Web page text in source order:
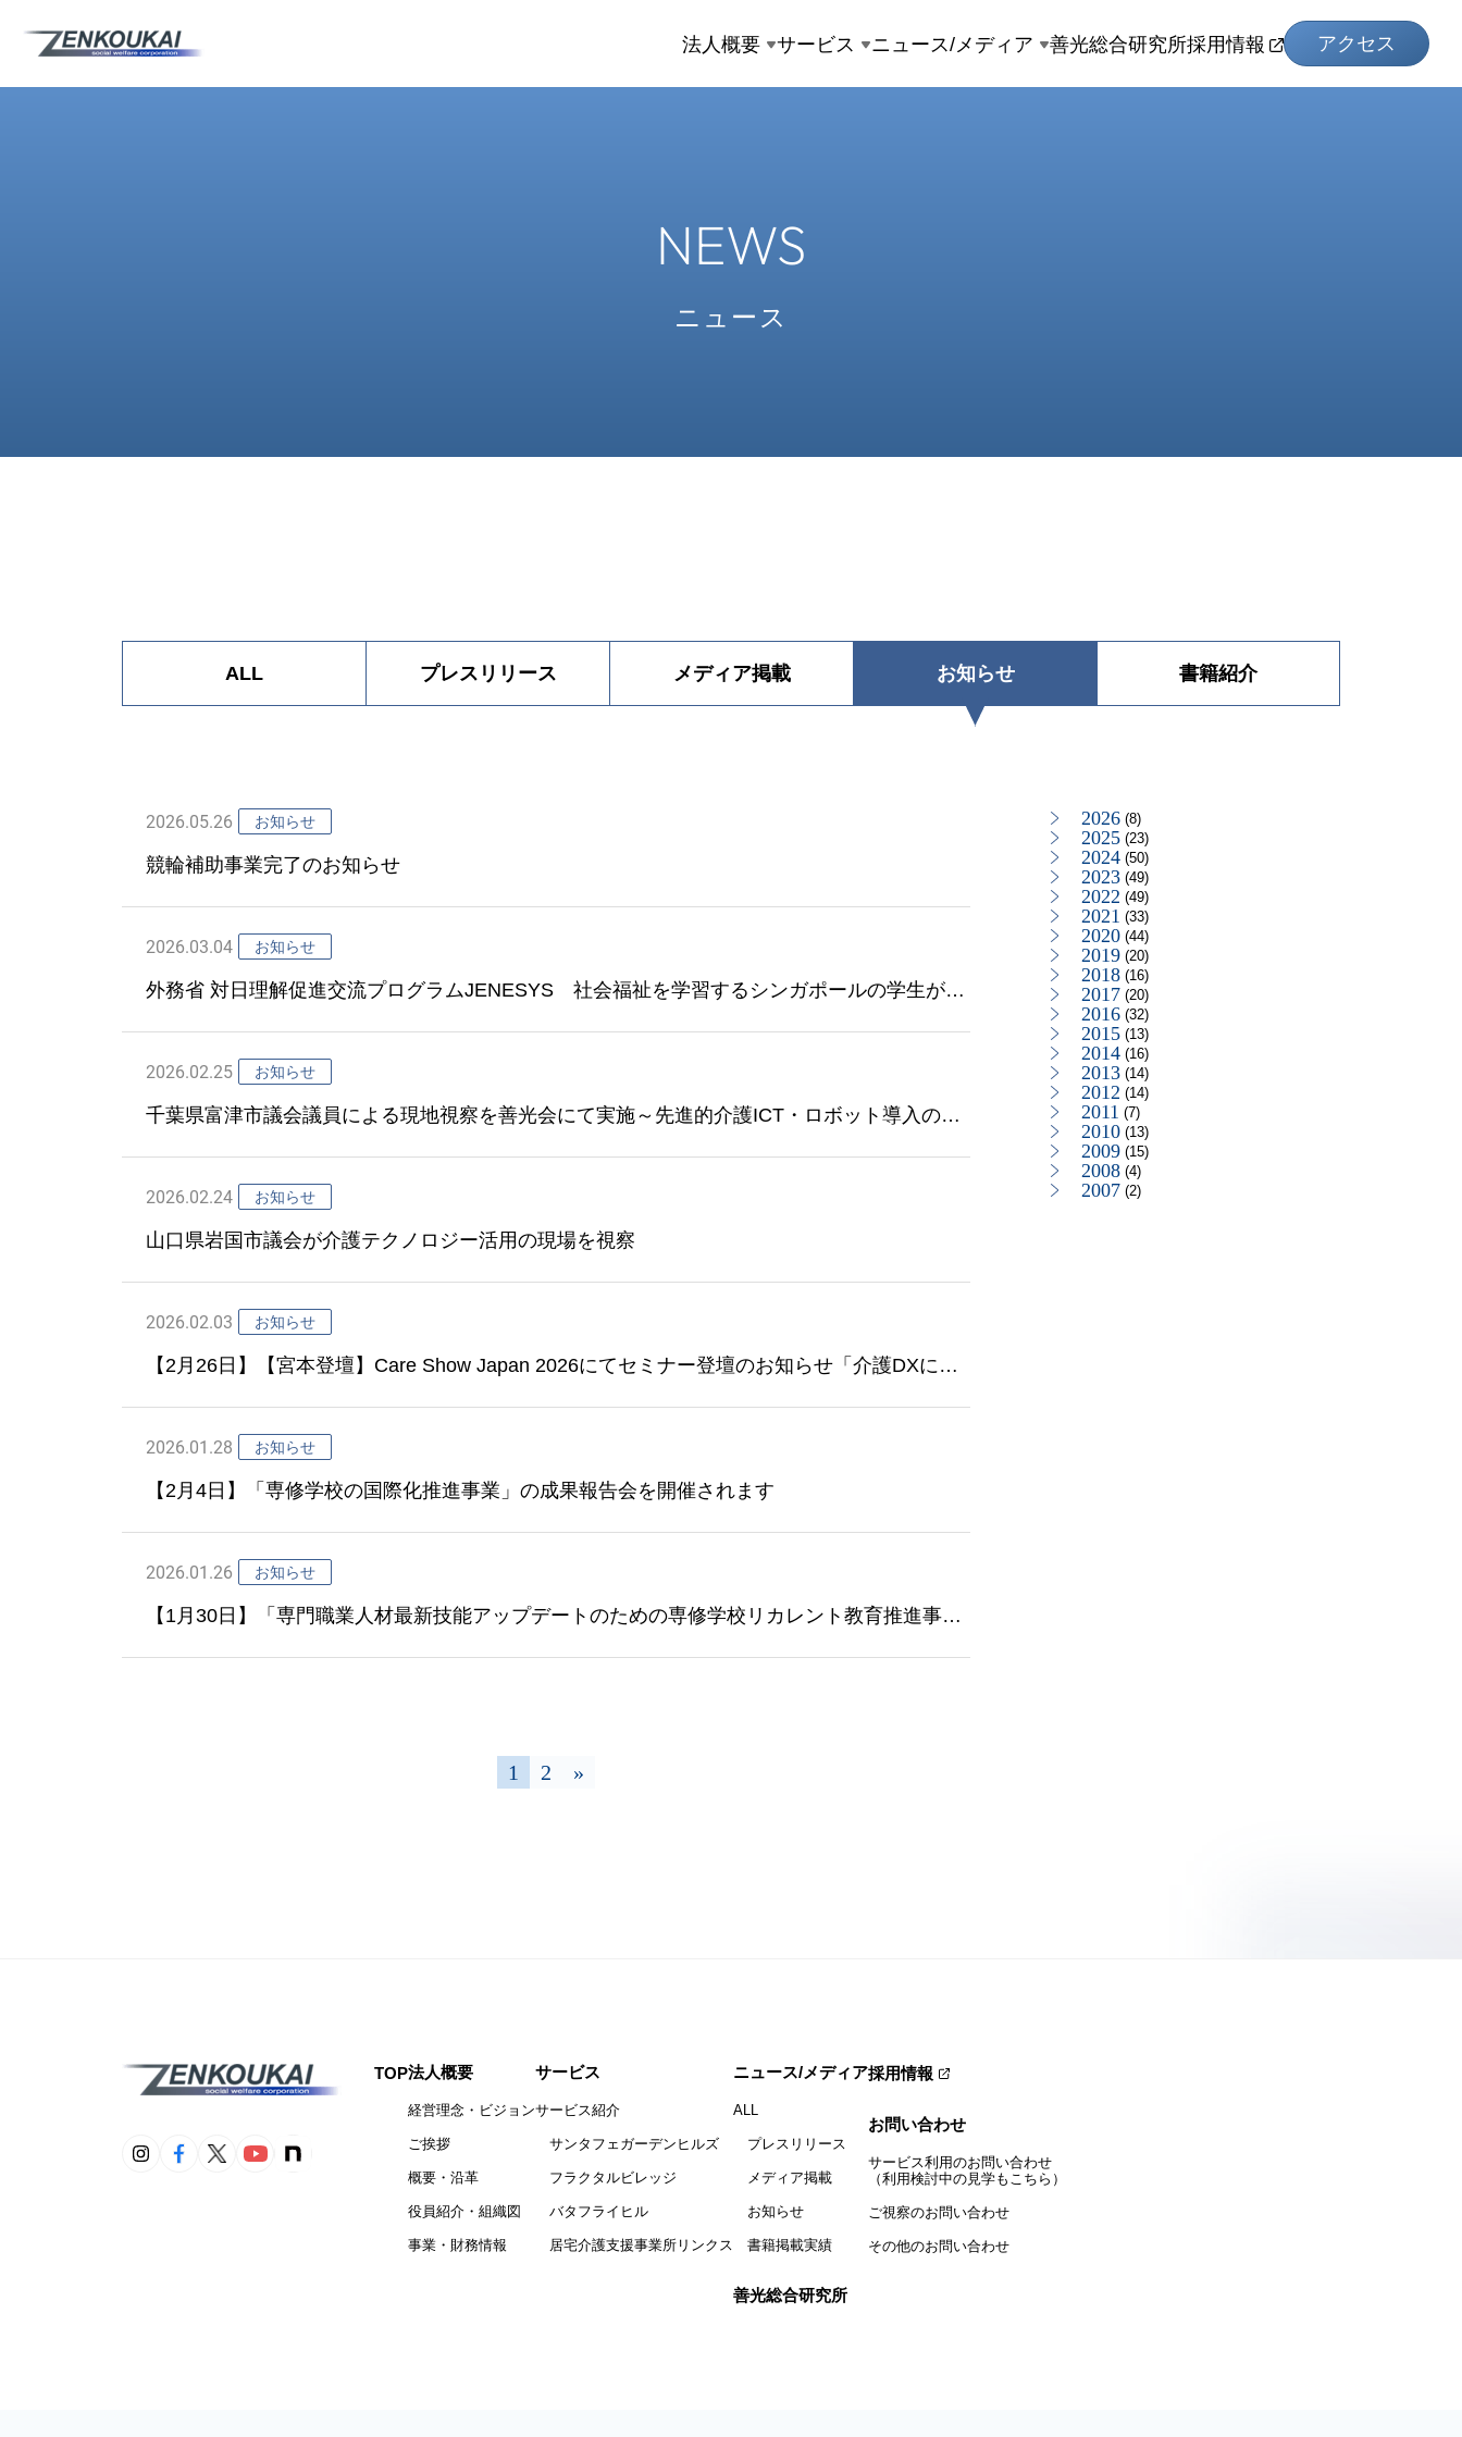
法人概要 サービス ニュース/メディア 善光総合研究所採用情報 アクセス
NEWS
ニュース
ALL プレス リリース メディア掲載 お知らせ 書籍紹介
2026.05.26 お知らせ
競輪補助事業完了のお知らせ
2026.03.04 お知らせ
外務省 対日理解促進交流プログラムJENESYS 社会福祉を学習するシンガポールの学生が訪
2026.02.25 お知らせ
千葉県富津市議会議員による現地視察を善光会にて実施～先進的介護ICT・ロボット導入の取
2026.02.24 お知らせ
山口県岩国市議会が介護テクノロジー活用の現場を視察
2026.02.03 お知らせ
【2月26日】【宮本登壇】Care Show Japan 2026にてセミナー登壇のお知らせ「介護DXによ
2026.01.28 お知らせ
【2月4日】「専修学校の国際化推進事業」の成果報告会を開催されます
2026.01.26 お知らせ
【1月30日】「専門職業人材最新技能アップデートのための専修学校リカレント教育推進事
1 2 »
2026 (8)
2025 (23)
2024 (50)
2023 (49)
2022 (49)
2021 (33)
2020 (44)
2019 (20)
2018 (16)
2017 (20)
2016 (32)
2015 (13)
2014 (16)
2013 (14)
2012 (14)
2011 (7)
2010 (13)
2009 (15)
2008 (4)
2007 (2)
TOP法人概要
経営理念・ビジョン
ご挨拶
概要・沿革
役員紹介・組織図
事業・財務情報
サービス
サービス紹介
サンタフェガーデンヒルズ
フラクタルビレッジ
バタフライヒル
居宅介護支援事業所リンクス
ニュース/メディア
ALL
プレスリリース
メディア掲載
お知らせ
書籍掲載実績
善光総合研究所
採用情報
お問い合わせ
サービス利用のお問い合わせ
（利用検討中の見学もこちら）
ご視察のお問い合わせ
その他のお問い合わせ